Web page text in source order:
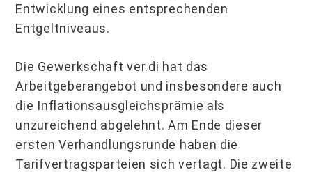
Entwicklung eines entsprechenden
Entgeltniveaus.
Die Gewerkschaft ver.di hat das
Arbeitgeberangebot und insbesondere auch
die Inflationsausgleichsprämie als
unzureichend abgelehnt. Am Ende dieser
ersten Ver­handlungs­runde haben die
Tarifvertragsparteien sich vertagt. Die zweite